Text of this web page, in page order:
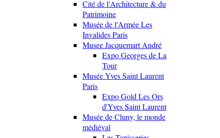
Cité de l'Architecture & du
Patrimoine
Musée de l'Armée Les
Invalides Paris
Musee Jacquemart André
Expo Georges de La
Tour
Musée Yves Saint Laurent
Paris
Expo Gold Les Ors
d'Yves Saint Laurent
Musée de Cluny, le monde
médiéval